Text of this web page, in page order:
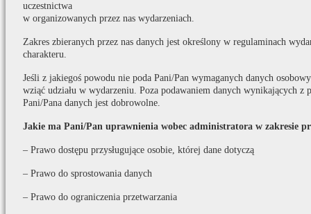
uczestnictwa
w organizowanych przez nas wydarzeniach.
Zakres zbieranych przez nas danych jest określony w regulaminach
charakteru.
Jeśli z jakiegoś powodu nie poda Pani/Pan wymaganych danych
wziąć udziału w wydarzeniu. Poza podawaniem danych wynikających z
Pani/Pana danych jest dobrowolne.
Jakie ma Pani/Pan uprawnienia wobec administratora w zakresie
– Prawo dostępu przysługujące osobie, której dane dotyczą
– Prawo do sprostowania danych
– Prawo do ograniczenia przetwarzania